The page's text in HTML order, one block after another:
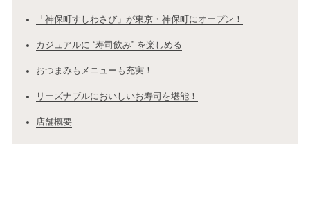
「神保町すしわさび」が東京・神保町にオープン！
カジュアルに “寿司飲み” を楽しめる
おつまみもメニューも充実！
リーズナブルにおいしいお寿司を堪能！
店舗概要